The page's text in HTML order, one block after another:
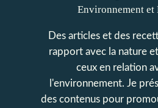
Des articles et des
rapport avec la nature
ceux en relation
l'environnement. Je
des contenus pour